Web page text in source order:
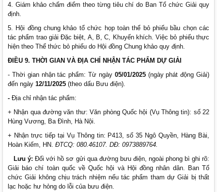
4. Giám khảo chấm điểm theo từng tiêu chí do Ban Tổ chức Giải quy
định.
5. Hội đồng chung khảo tổ chức họp toàn thể bỏ phiếu bầu chọn các
tác phẩm trao giải Đặc biệt, A, B, C, Khuyến khích. Việc bỏ phiếu thực
hiện theo Thể thức bỏ phiếu do Hội đồng Chung khảo quy định.
ĐIỀU 9. THỜI GIAN VÀ ĐỊA CHỈ NHẬN TÁC PHẨM DỰ GIẢI
- Thời gian nhận tác phẩm: Từ ngày 05/01/2025 (ngày phát động Giải)
đến ngày 12/11/2025 (theo dấu Bưu điện).
- Địa chỉ nhận tác phẩm:
+ Nhận qua đường văn thư: Văn phòng Quốc hội (Vụ Thông tin): số 22
Hùng Vương, Ba Đình, Hà Nội.
+ Nhận trực tiếp tại Vụ Thông tin: P413, số 35 Ngô Quyền, Hàng Bài,
Hoàn Kiếm, HN. ĐTCQ: 080. 46107. DĐ: 0973889764.
Lưu ý:Đối với hồ sơ gửi qua đường bưu điện, ngoài phong bì ghi rõ:
Giải báo chí toàn quốc về Quốc hội và Hội đồng nhân dân. Ban Tổ
chức Giải không chịu trách nhiệm nếu tác phẩm tham dự Giải bị thất
lạc hoặc hư hỏng do lỗi của bưu điện.